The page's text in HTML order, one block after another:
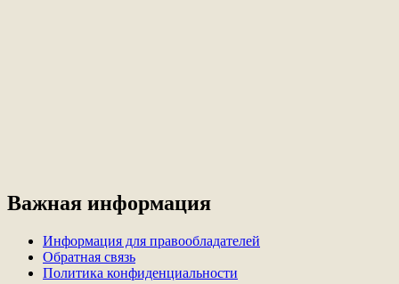
Важная информация
Информация для правообладателей
Обратная связь
Политика конфиденциальности